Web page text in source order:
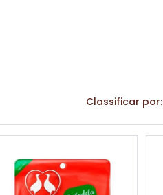
Classificar por: